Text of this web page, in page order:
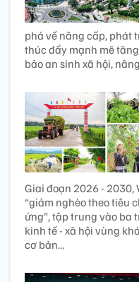
phá về nâng cấp, phát
thúc đẩy mạnh mẽ
bảo an sinh xã hội,
Giai đoạn 2026 - 2030,
“giảm nghèo theo tiêu
ứng”, tập trung vào ba
kinh tế - xã hội vùng
cơ bản...